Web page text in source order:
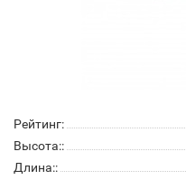
Рейтинг:
Высота::
Длина::